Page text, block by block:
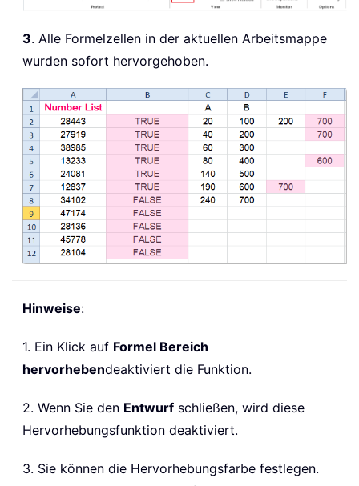
3. Alle Formelzellen in der aktuellen Arbeitsmappe
wurden sofort hervorgehoben.
Hinweise:
1. Ein Klick auf Formel Bereich
hervorhebendeaktiviert die Funktion.
2. Wenn Sie den Entwurf schließen, wird diese
Hervorhebungsfunktion deaktiviert.
3. Sie können die Hervorhebungsfarbe festlegen.